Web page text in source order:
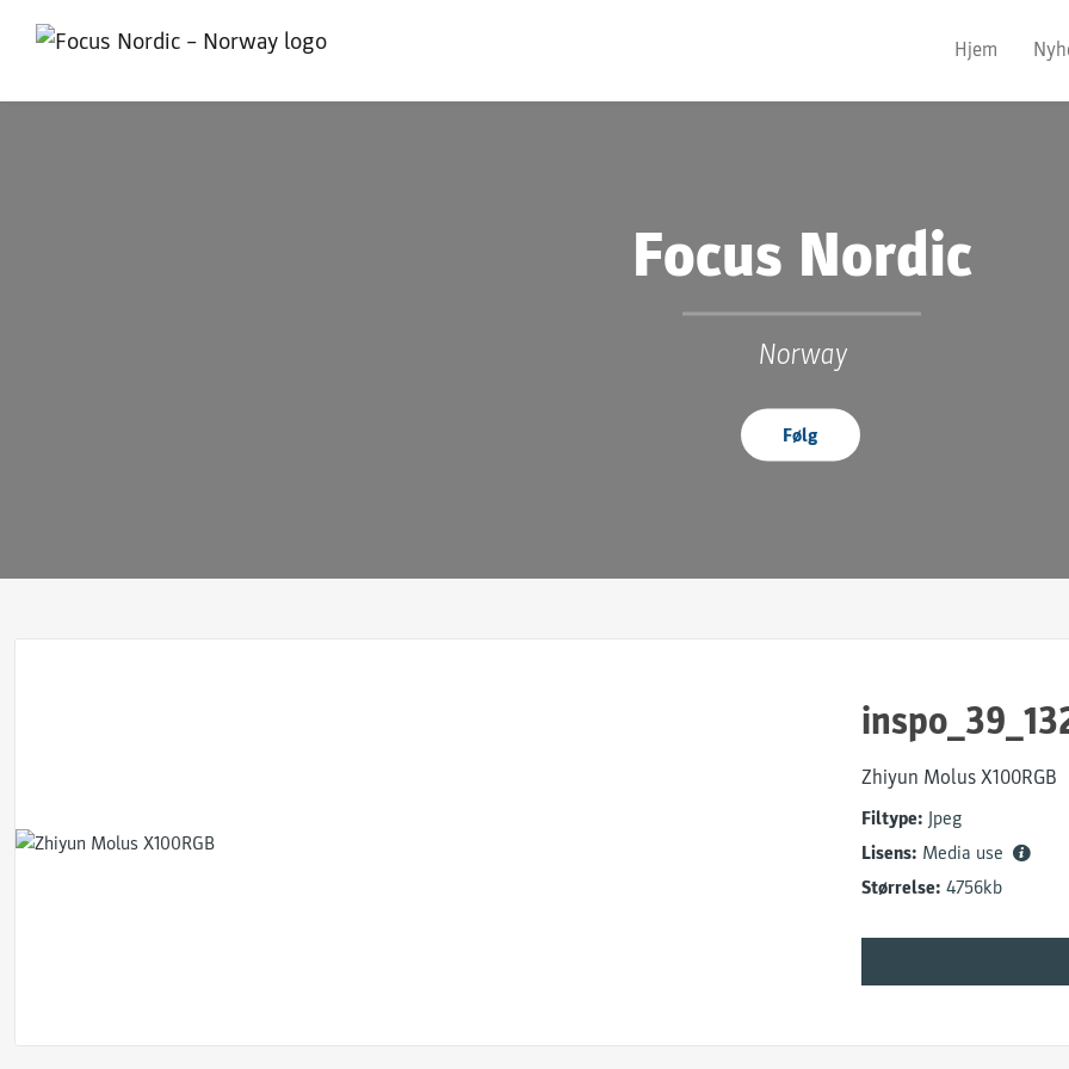
Hjem
Focus Nordic
Norway
Følg
Zhiyun Molus X100RGB
Filtype: Jpeg
Lisens: Media use
Størrelse: 4756kb